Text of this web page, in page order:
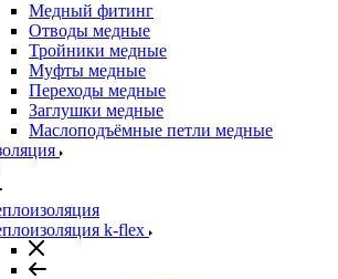
Медный фитинг
Отводы медные
Тройники медные
Муфты медные
Переходы медные
Заглушки медные
Маслоподъёмные петли медные
k-flex